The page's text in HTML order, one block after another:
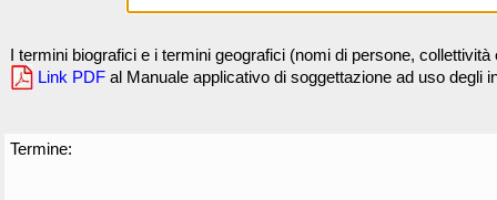
I termini biografici e i termini geografici (nomi di persone,
Link PDF al Manuale applicativo di soggettazione ad uso degli
Termine: